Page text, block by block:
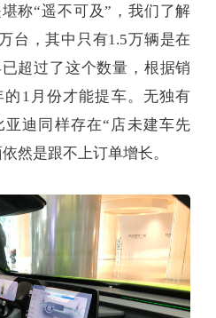
称“遥不可及”，我们了解
台，其中只有1.5万辆是在
超过了这个数量，根据销
1月份才能提车。无独有
迪同样存在“店未建车先
然是跟不上订单增长。